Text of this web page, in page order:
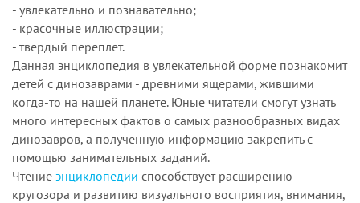
- увлекательно и познавательно;
- красочные иллюстрации;
- твёрдый переплёт.
Данная энциклопедия в увлекательной форме познакомит
детей с динозаврами - древними ящерами, жившими
когда-то на нашей планете. Юные читатели смогут узнать
много интересных фактов о самых разнообразных видах
динозавров, а полученную информацию закрепить с
помощью занимательных заданий.
Чтение энциклопедии способствует расширению
кругозора и развитию визуального восприятия, внимания,